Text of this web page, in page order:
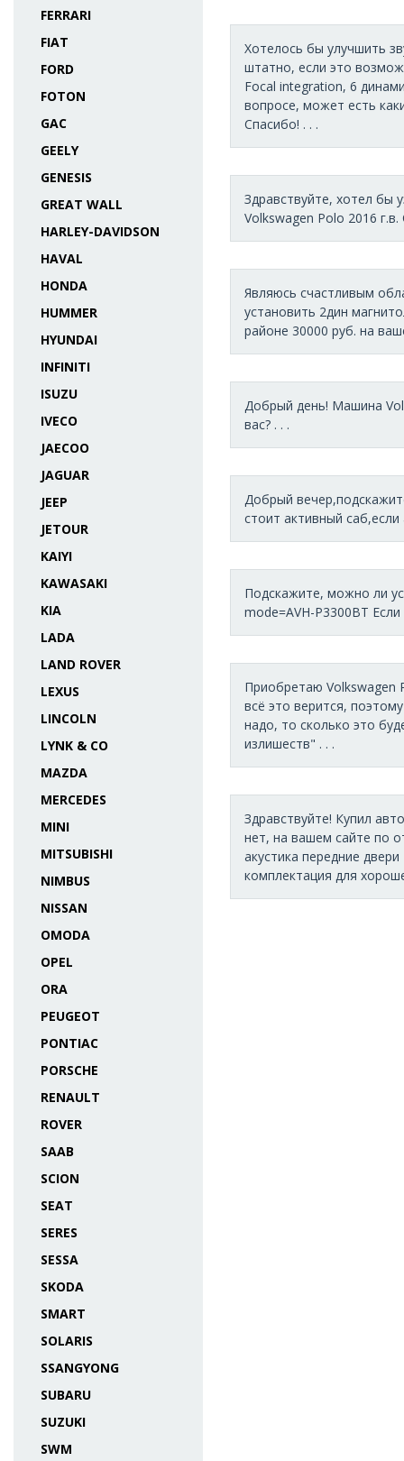
FERRARI
FIAT
FORD
FOTON
GAC
GEELY
GENESIS
GREAT WALL
HARLEY-DAVIDSON
HAVAL
HONDA
HUMMER
HYUNDAI
INFINITI
ISUZU
IVECO
JAECOO
JAGUAR
JEEP
JETOUR
KAIYI
KAWASAKI
KIA
LADA
LAND ROVER
LEXUS
LINCOLN
LYNK & CO
MAZDA
MERCEDES
MINI
MITSUBISHI
NIMBUS
NISSAN
OMODA
OPEL
ORA
PEUGEOT
PONTIAC
PORSCHE
RENAULT
ROVER
SAAB
SCION
SEAT
SERES
SESSA
SKODA
SMART
SOLARIS
SSANGYONG
SUBARU
SUZUKI
SWM
Хотелось бы улучшить
штатно, если это
Focal integration, 6
вопросе, может есть
Спасибо! . . .
Здравствуйте, хотел бы
Volkswagen Polo 2016
Являюсь счастливым
установить 2дин
районе 30000 руб. на
Добрый день! Машина
вас? . . .
Добрый
стоит активный
Подскажите, можно ли
mode=AVH-P3300BT
Приобретаю Volkswagen
всё это верится,
надо, то сколько это
излишеств" . . .
Здравствуйте! Купил
нет, на вашем сайте по
акустика передние
комплектация для